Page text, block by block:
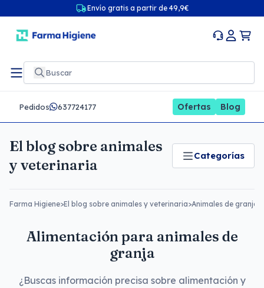
Envío gratis a partir de 49,9€
Pedidos 637724177 Ofertas Blog
El blog sobre animales
y veterinaria
Categorías
Farma Higiene>El blog sobre animales y veterinaria>Animales de granja
Alimentación para animales de
granja
¿Buscas información precisa sobre alimentación y